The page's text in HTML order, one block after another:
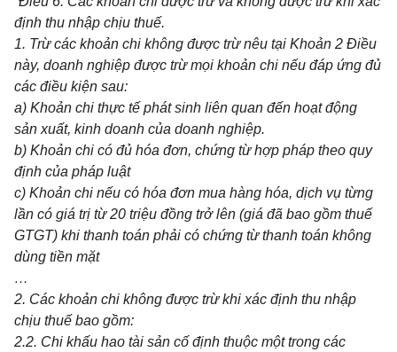
định thu nhập chịu thuế.
1. Trừ các khoản chi không được trừ nêu tại Khoản 2 Điều
này, doanh nghiệp được trừ mọi khoản chi nếu đáp ứng đủ
các điều kiện sau:
a) Khoản chi thực tế phát sinh liên quan đến hoạt động
sản xuất, kinh doanh của doanh nghiệp.
b) Khoản chi có đủ hóa đơn, chứng từ hợp pháp theo quy
định của pháp luật
c) Khoản chi nếu có hóa đơn mua hàng hóa, dịch vụ từng
lần có giá trị từ 20 triệu đồng trở lên (giá đã bao gồm thuế
GTGT) khi thanh toán phải có chứng từ thanh toán không
dùng tiền mặt
…
2. Các khoản chi không được trừ khi xác định thu nhập
chịu thuế bao gồm:
2.2. Chi khấu hao tài sản cố định thuộc một trong các